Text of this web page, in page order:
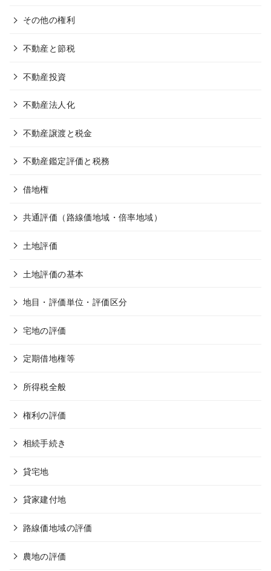
その他の権利
不動産と節税
不動産投資
不動産法人化
不動産譲渡と税金
不動産鑑定評価と税務
借地権
共通評価（路線価地域・倍率地域）
土地評価
土地評価の基本
地目・評価単位・評価区分
宅地の評価
定期借地権等
所得税全般
権利の評価
相続手続き
貸宅地
貸家建付地
路線価地域の評価
農地の評価